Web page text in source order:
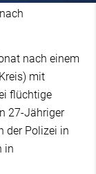
nach einem
mit
flüchtige
27-Jähriger
der Polizei in
in